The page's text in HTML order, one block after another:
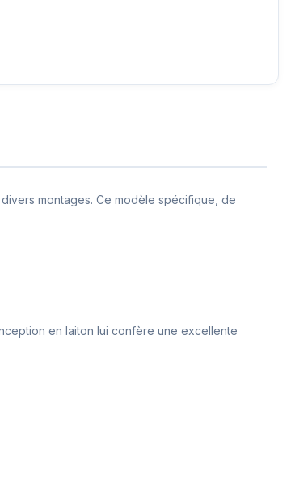
montages. Ce modèle spécifique, de
en laiton lui confère une excellente